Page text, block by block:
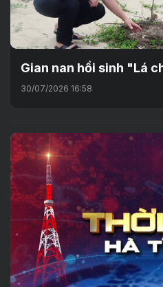
Gian nan hồi sinh "Lá
30/07/2026 16:58